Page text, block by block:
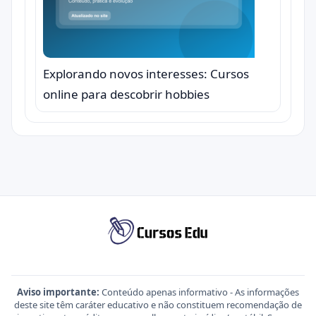
Explorando novos interesses: Cursos
online para descobrir hobbies
Aviso importante: Conteúdo apenas informativo - As informações
deste site têm caráter educativo e não constituem recomendação de